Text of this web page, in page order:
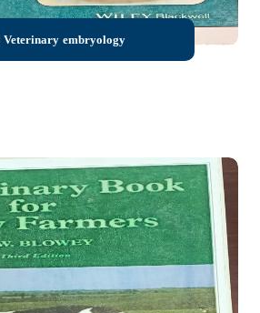
Veterinary embryology